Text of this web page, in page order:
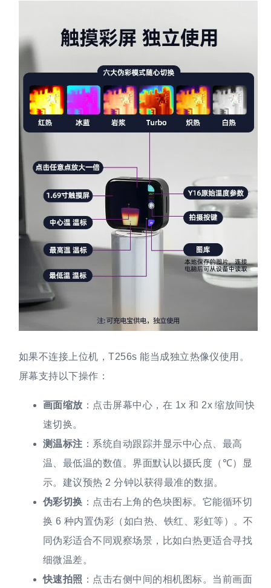
如果不连接上位机，T256s 能当成独立热像仪使用。
屏幕支持以下操作：
画面缩放 ：点击屏幕中心，在 1x 和 2x 缩放间快
速切换。
测温标注 ：系统自动跟踪并显示中心点、最高
温、最低温的数值。界面默认以摄氏度（℃）显
示。建议预热 2 分钟以获得最准的数据。
伪彩切换 ：点击右上角的色块图标。它能循环切
换 6 种内置伪彩（如白热、铁红、彩虹等）。不
同伪彩适合不同观察场景，比如白热更适合寻找
细微温差。
快速拍照 ：点击右侧中间的相机图标。当前画面